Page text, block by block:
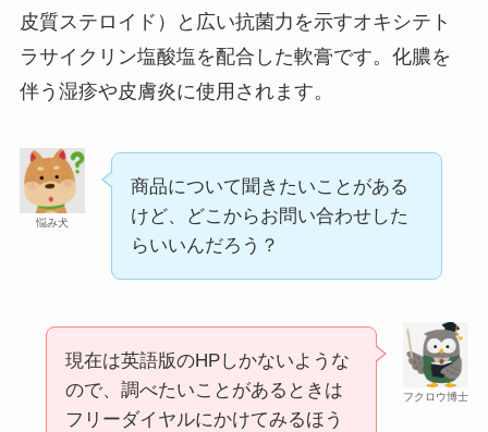
五家宝はどこで買える？取扱店はスーパーや百貨
店！
皮質ステロイド）と広い抗菌力を示すオキシテト
ラサイクリン塩酸塩を配合した軟膏です。化膿を
伴う湿疹や皮膚炎に使用されます。
悩み犬
商品について聞きたいことがある
けど、どこからお問い合わせした
らいいんだろう？
フクロウ博士
現在は英語版のHPしかないような
ので、調べたいことがあるときは
フリーダイヤルにかけてみるほう